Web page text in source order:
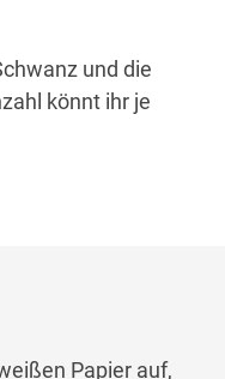
und die
könnt ihr je
Papier auf,